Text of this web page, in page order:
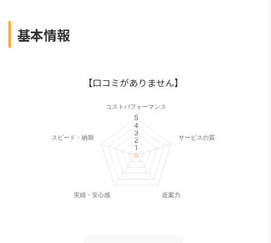
基本情報
【口コミがありません】